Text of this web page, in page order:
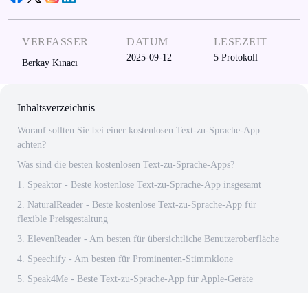
VERFASSER
Berkay Kınacı
DATUM
2025-09-12
LESEZEIT
5 Protokoll
Inhaltsverzeichnis
Worauf sollten Sie bei einer kostenlosen Text-zu-Sprache-App
achten?
Was sind die besten kostenlosen Text-zu-Sprache-Apps?
1. Speaktor - Beste kostenlose Text-zu-Sprache-App insgesamt
2. NaturalReader - Beste kostenlose Text-zu-Sprache-App für
flexible Preisgestaltung
3. ElevenReader - Am besten für übersichtliche Benutzeroberfläche
4. Speechify - Am besten für Prominenten-Stimmklone
5. Speak4Me - Beste Text-zu-Sprache-App für Apple-Geräte